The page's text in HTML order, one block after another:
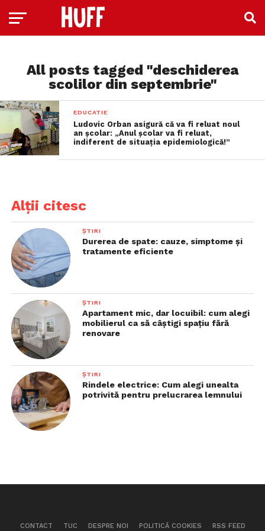
All posts tagged "deschiderea
scolilor din septembrie"
EDUCATIE
Ludovic Orban asigură că va fi reluat noul
an școlar: „Anul școlar va fi reluat,
indiferent de situația epidemiologică!”
Alții citesc
ȘTIRI
Durerea de spate: cauze, simptome și
tratamente eficiente
ȘTIRI
Apartament mic, dar locuibil: cum alegi
mobilierul ca să câștigi spațiu fără
renovare
ȘTIRI
Rindele electrice: Cum alegi unealta
potrivită pentru prelucrarea lemnului
CONTACT TUC DESPRE NOI POLITICĂ COOKIES RSS FEED